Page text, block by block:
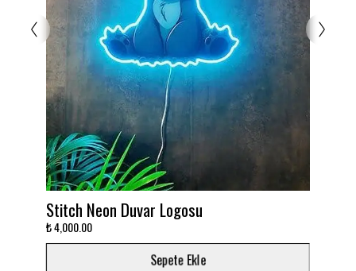
Stitch Neon Duvar Logosu
₺ 4,000.00
Sepete Ekle